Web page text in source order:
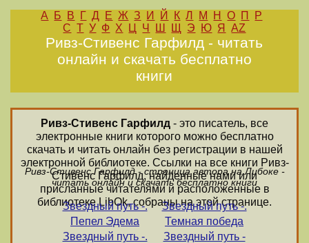
А Б В Г Д Е Ж З И Й К Л М Н О П
Р
С Т У Ф Х Ц Ч Ш Щ Э Ю Я AZ
Ривз-Стивенс Гарфилд - читать
онлайн и скачать бесплатно
книги
Ривз-Стивенс Гарфилд - это писатель, все
электронные книги которого можно бесплатно
скачать и читать онлайн без регистрации в нашей
электронной библиотеке. Ссылки на все книги Ривз-
Стивенс Гарфилд, найденные нами или
присланные читателями и расположенные в
библиотеке LibOk, собраны на этой странице.
Ривз-Стивенс Гарфилд - страница автора на Либоке -
читать онлайн и скачать бесплатно книги
Звездный путь -.
Пепел Эдема
Звездный путь -.
Звездный путь -.
Темная победа
Звездный путь -